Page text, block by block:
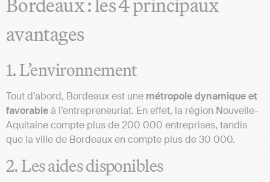
Bordeaux : les 4 principaux
avantages
1. L’environnement
Tout d’abord, Bordeaux est une métropole dynamique et
favorableà l’entrepreneuriat. En effet, la région Nouvelle-
Aquitaine compte plus de 200 000 entreprises, tandis
que la ville de Bordeaux en compte plus de 30 000.
2. Les aides disponibles